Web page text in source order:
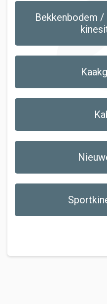
Bekkenbodem